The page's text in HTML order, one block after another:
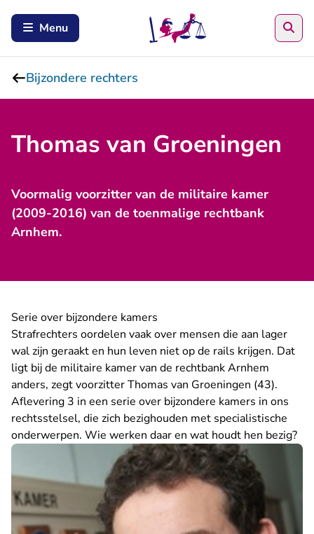
Menu
Bijzondere rechters
Thomas van Groeningen
Voormalig voorzitter van de militaire kamer
(2009-2016) van de toenmalige rechtbank
Arnhem.
Serie over bijzondere kamers
Strafrechters oordelen vaak over mensen die aan lager
wal zijn geraakt en hun leven niet op de rails krijgen. Dat
ligt bij de militaire kamer van de rechtbank Arnhem
anders, zegt voorzitter Thomas van Groeningen (43).
Aflevering 3 in een serie over bijzondere kamers in ons
rechtsstelsel, die zich bezighouden met specialistische
onderwerpen. Wie werken daar en wat houdt hen bezig?